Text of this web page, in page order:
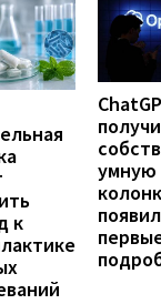
к
умную